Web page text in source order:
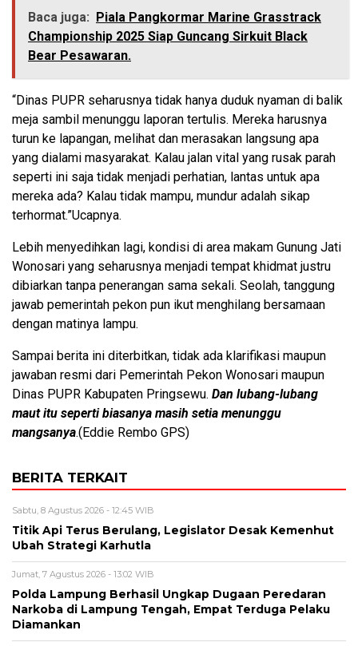
Baca juga: Piala Pangkormar Marine Grasstrack
Championship 2025 Siap Guncang Sirkuit Black
Bear Pesawaran.
“Dinas PUPR seharusnya tidak hanya duduk nyaman di balik
meja sambil menunggu laporan tertulis. Mereka harusnya
turun ke lapangan, melihat dan merasakan langsung apa
yang dialami masyarakat. Kalau jalan vital yang rusak parah
seperti ini saja tidak menjadi perhatian, lantas untuk apa
mereka ada? Kalau tidak mampu, mundur adalah sikap
terhormat.”Ucapnya.
Lebih menyedihkan lagi, kondisi di area makam Gunung Jati
Wonosari yang seharusnya menjadi tempat khidmat justru
dibiarkan tanpa penerangan sama sekali. Seolah, tanggung
jawab pemerintah pekon pun ikut menghilang bersamaan
dengan matinya lampu.
Sampai berita ini diterbitkan, tidak ada klarifikasi maupun
jawaban resmi dari Pemerintah Pekon Wonosari maupun
Dinas PUPR Kabupaten Pringsewu. Dan lubang-lubang
maut itu seperti biasanya masih setia menunggu
mangsanya.(Eddie Rembo GPS)
BERITA TERKAIT
Sabtu, 8 Agustus 2026 - 12:45 WIB
Titik Api Terus Berulang, Legislator Desak Kemenhut
Ubah Strategi Karhutla
Jumat, 7 Agustus 2026 - 13:02 WIB
Polda Lampung Berhasil Ungkap Dugaan Peredaran
Narkoba di Lampung Tengah, Empat Terduga Pelaku
Diamankan